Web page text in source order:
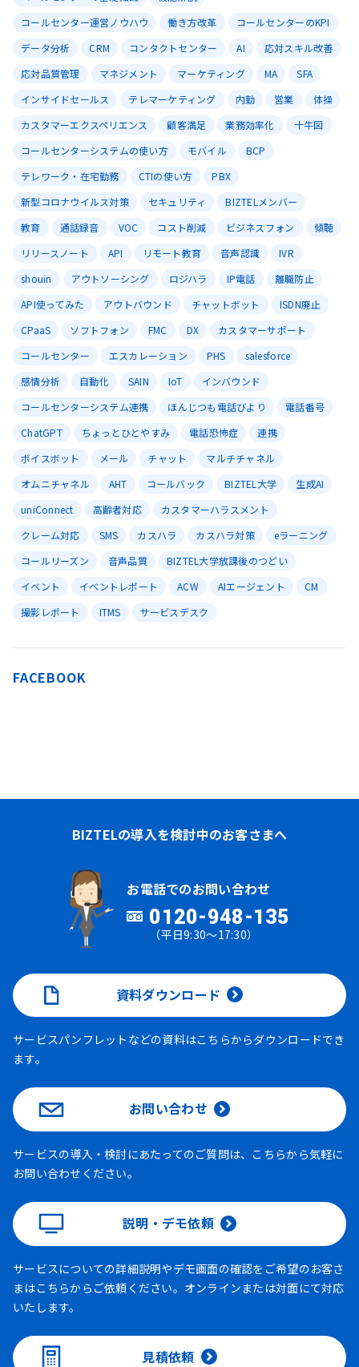
コールセンター運営ノウハウ
働き方改革
コールセンターのKPI
データ分析
CRM コンタクトセンター AI
応対スキル改善
応対品質管理
マネジメント マーケティング MA
SFA
インサイドセールス
テレマーケティング 内勤 営業
体操
カスタマーエクスペリエンス
顧客満足 業務効率化
十牛図
コールセンターシステムの使い方
モバイル
BCP
テレワーク・在宅勤務
CTIの使い方
PBX
新型コロナウイルス対策
セキュリティ
BIZTELメンバー
教育
通話録音 VOC コスト削減 ビジネスフォン
傾聴
リリースノート
API リモート教育 音声認識
IVR
shouin
アウトソーシング ロジハラ IP電話
離職防止
API使ってみた
アウトバウンド チャットボット
ISDN廃止
CPaaS
ソフトフォン FMC DX
カスタマーサポート
コールセンター
エスカレーション PHS
salesforce
感情分析
自動化 SAIN IoT
インバウンド
コールセンターシステム連携
ほんじつも電話びより
電話番号
ChatGPT
ちょっとひとやすみ 電話恐怖症
連携
ボイスボット
メール チャット
マルチチャネル
オムニチャネル
AHT コールバック BIZTEL大学
生成AI
uniConnect
高齢者対応
カスタマーハラスメント
クレーム対応
SMS カスハラ カスハラ対策
eラーニング
コールリーズン
音声品質
BIZTEL大学放課後のつどい
イベント
イベントレポート ACW AIエージェント
CM
撮影レポート
ITMS サービスデスク
FACEBOOK
BIZTELの導入を検討中のお客さまへ
お電話でのお問い合わせ
0120-948-135
（平日9:30～17:30）
資料ダウンロード
サービスパンフレットなどの資料はこちらからダウンロードでき
ます。
お問い合わせ
サービスの導入・検討にあたってのご質問は、こちらから気軽に
お問い合わせください。
説明・デモ依頼
サービスについての詳細説明やデモ画面の確認をご希望のお客さ
まはこちらからご依頼ください。オンラインまたは対面にて対応
いたします。
見積依頼